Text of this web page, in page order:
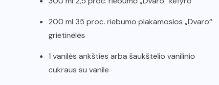
200 ml 35 proc. riebumo plakamosios „Dvaro“
grietinėlės
1 vanilės ankšties arba šaukštelio vanilinio
cukraus su vanile